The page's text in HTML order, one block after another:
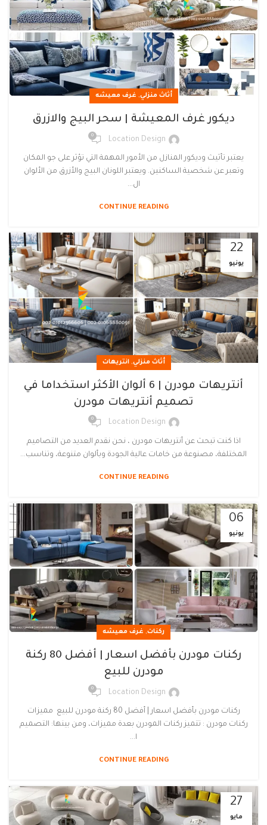
أثاث منزلي, غرف معيشه
ديكور غرف المعيشة | سحر البيج والازرق
Location Design
0
يعتبر تأثيث وديكور المنازل من الأمور المهمة التي تؤثر على جو المكان
وتعبر عن شخصية الساكنين. ويعتبر اللونان البيج والأزرق من الألوان
ال...
CONTINUE READING
22
يونيو
أثاث منزلي,انتريهات
أنتريهات مودرن | 6 ألوان الأكثر استخداما في
تصميم أنتريهات مودرن
Location Design
0
اذا كنت تبحث عن أنتريهات مودرن ، نحن نقدم العديد من التصاميم
المختلفة، مصنوعة من خامات عالية الجودة وبألوان متنوعة، وتناسب...
CONTINUE READING
06
يونيو
ركنات, غرف معيشه
ركنات مودرن بأفضل اسعار | أفضل 80 ركنة
مودرن للبيع
Location Design
0
ركنات مودرن بأفضل اسعار | أفضل 80 ركنة مودرن للبيع مميزات
ركنات مودرن : تتميز ركنات المودرن بعدة مميزات، ومن بينها: التصميم
ا...
CONTINUE READING
27
مايو